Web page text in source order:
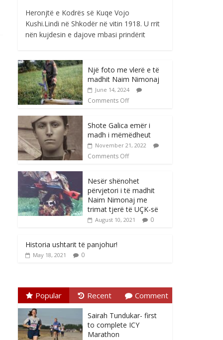
Heronjtë e Kodrës së Kuqe Vojo
Kushi.Lindi në Shkodër në vitin 1918. U rrit
nën kujdesin e dajove mbasi prindërit
Një foto me vlerë e të
madhit Naim Nimonaj
June 14, 2024
Comments Off
Shote Galica emër i
madh i mëmëdheut
November 21, 2022
Comments Off
Nesër shënohet
përvjetori i të madhit
Naim Nimonaj me
trimat tjerë të UÇK-së
August 10, 2021 0
Historia ushtarit të panjohur!
May 18, 2021 0
Popular Recent Comment
Sairah Tundukar- first
to complete ICY
Marathon